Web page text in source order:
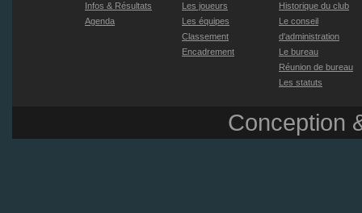
Infos & Résultats
Agenda
Les joueurs
Les équipes
Classement
Encadrement
Historique du club
Le conseil
d'administration
Le bureau
Réunion de bureau
Les statuts
Conception